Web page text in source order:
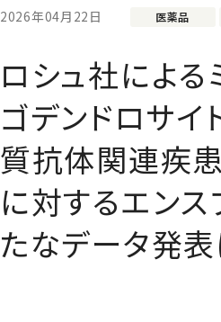
2026年04月22日 医薬品
ロシュ社による
ゴデンドロサイ
質抗体関連疾患
に対するエンス
たなデータ発